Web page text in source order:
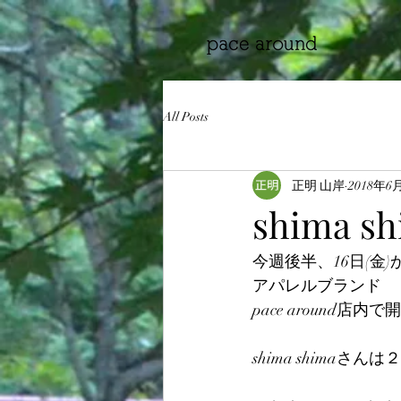
All Posts
shima
正明 山岸 2018年6
今週後半、16日(金)
アパレルブランド　
pace around店内で
shima shimaさんは